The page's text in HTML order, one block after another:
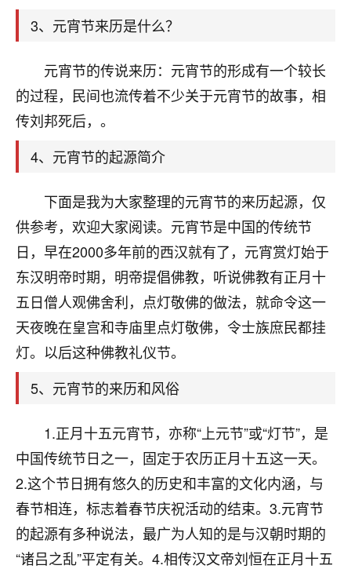
3、元宵节来历是什么？
元宵节的传说来历：元宵节的形成有一个较长
的过程，民间也流传着不少关于元宵节的故事，相
传刘邦死后，。
4、元宵节的起源简介
下面是我为大家整理的元宵节的来历起源，仅
供参考，欢迎大家阅读。元宵节是中国的传统节
日，早在2000多年前的西汉就有了，元宵赏灯始于
东汉明帝时期，明帝提倡佛教，听说佛教有正月十
五日僧人观佛舍利，点灯敬佛的做法，就命令这一
天夜晚在皇宫和寺庙里点灯敬佛，令士族庶民都挂
灯。以后这种佛教礼仪节。
5、元宵节的来历和风俗
1.正月十五元宵节，亦称“上元节”或“灯节”，是
中国传统节日之一，固定于农历正月十五这一天。
2.这个节日拥有悠久的历史和丰富的文化内涵，与
春节相连，标志着春节庆祝活动的结束。3.元宵节
的起源有多种说法，最广为人知的是与汉朝时期的
“诸吕之乱”平定有关。4.相传汉文帝刘恒在正月十五
啊！
是我从找店开始都是找慧来老师跟进的，选
址、风水、还有开业日子，哪哪都看了，虽然
大环境不好，但是我家生意还可以，前几天又
刚找老师做了补财库，希望财运更好一点！
2小时前 来自海南
梦醒时分
我女儿高二叛逆，大半年不上学，一说她就要死要活
的，把我们两口子愁的不行，朋友给我推荐的慧来老
师，一开始我是病急乱投医，这半年来，法事一个个
做完，我女儿跟变了个人一样，不期望她能考多好的
大学，只要能安安稳稳的把书读了，身体心理都健健
康康的我就很知足了！
鹿森：可怜天下父母心啊！
3小时前 来自河北
我是公司人事调整，有升迁机会，但同时竞争的我们
三个，找老师的时候是抱着侥幸心理，没想到老师看
着我晋升有望，我半信半疑的按照老师建议，做了化
太岁还有一个发钱粮，本来年前的人事调整，拖到年
后，我以为都没戏了，结果开年一上班，开会提拔升
职第一个就是我，职务无所谓，主要是底薪加了
3000，非常开心，无论如何，感恩感谢！🙏🏻